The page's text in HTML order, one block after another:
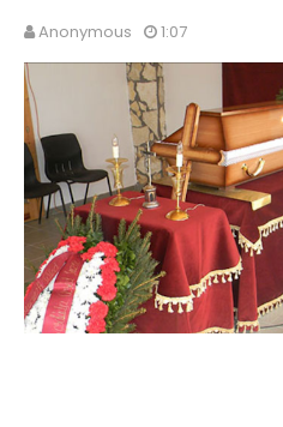
Anonymous 1:07